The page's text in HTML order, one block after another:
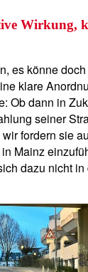
Wirkung,
es könne
klare
Ob dann in
seiner
fordern sie
Mainz
dazu nicht